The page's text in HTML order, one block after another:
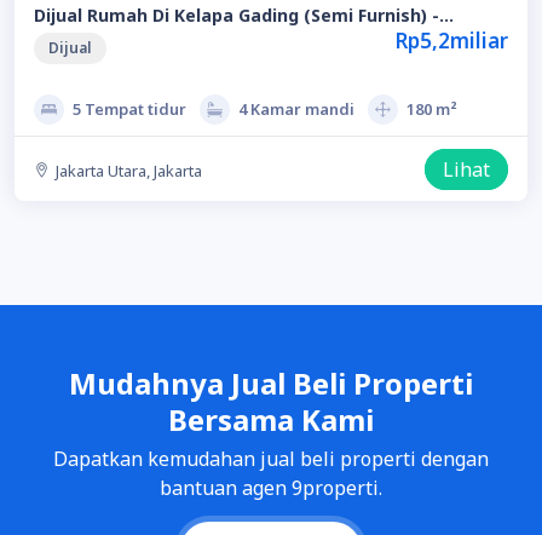
Dijual Rumah Di Kelapa Gading (Semi Furnish) -
Jakarta Utara
Dijual Rp5,2miliar
5 Tempat tidur 4 Kamar mandi 180 m²
Jakarta Utara, Jakarta Lihat
Mudahnya Jual Beli Properti
Bersama Kami
Dapatkan kemudahan jual beli properti dengan
bantuan agen 9properti.